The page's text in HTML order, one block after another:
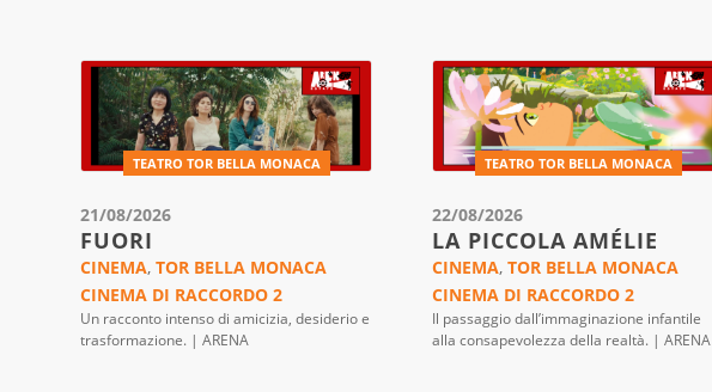
TEATRO TOR BELLA MONACA
21/08/2026
FUORI
CINEMA, TOR BELLA MONACA
CINEMA DI RACCORDO 2
Un racconto intenso di amicizia, desiderio e
trasformazione. | ARENA
TEATRO TOR BELLA MONACA
22/08/2026
LA PICCOLA AMÉLIE
CINEMA,TOR BELLA MONACA
CINEMA DI RACCORDO 2
Il passaggio dall’immaginazione infantile
alla consapevolezza della realtà. | ARENA